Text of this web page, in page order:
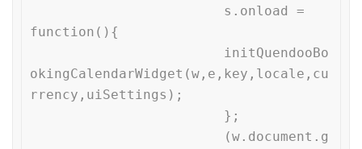
function(){
okingCalendarWidget(w,e,key,locale,cu
rrency,uiSettings);